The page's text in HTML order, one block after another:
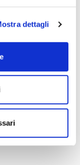
dettagli